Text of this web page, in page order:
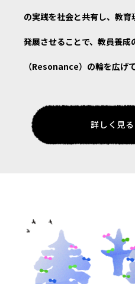
の実践を社会と共有し、教
発展させることで、教員養成
（Resonance）の輪を広げ
詳しく見る